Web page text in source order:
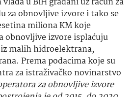
za obnovljive izvore i tako se
miliona KM koje
obnovljive izvore isplaćuju
malih hidroelektrana,
Prema podacima koje su
za istraživačko novinarstvo
za obnovljive izvore